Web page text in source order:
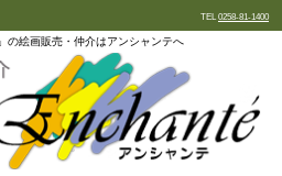
TEL 0258-81-1400
の絵画販売・仲介はアンシャンテへ